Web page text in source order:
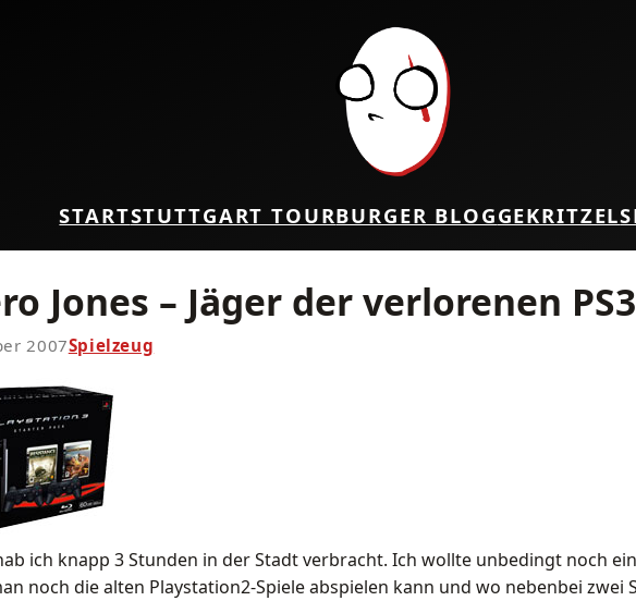
STARTSTUTTGART TOURBURGER BLOGGEKRITZEL
Jones – Jäger der verlorenen PS3
2007Spielzeug
ich knapp 3 Stunden in der Stadt verbracht. Ich wollte unbedingt noch
noch die alten Playstation2-Spiele abspielen kann und wo nebenbei zwei